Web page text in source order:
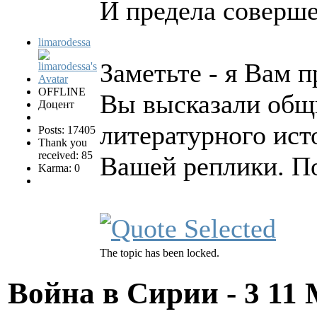
limarodessa
OFFLINE
Доцент
Posts: 17405
Thank you
received: 85
Karma: 0
И предела
Заметьте - я Вам
Вы высказали
литературного
Вашей реплики.
The topic has been locked.
Война в Сирии - 3 11